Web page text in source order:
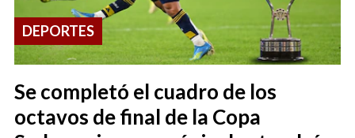
Se completó el cuadro de los
octavos de final de la Copa
DEPORTES